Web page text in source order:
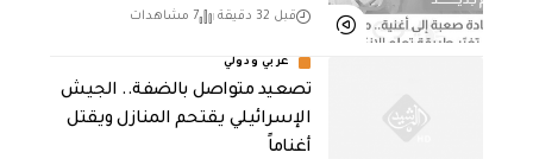
قبل 32 دقيقة 7 مشاهدات
عربي ودولي
تصعيد متواصل بالضفة.. الجيش
الإسرائيلي يقتحم المنازل ويقتل
أغناماً